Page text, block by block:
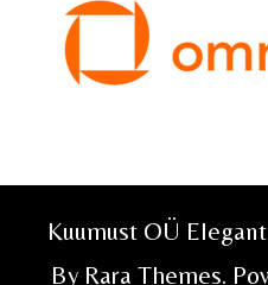
Kuumust OÜ
By Rara Themes.